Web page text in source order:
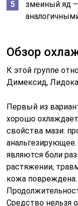
змеиный яд
Обзор
К этой группе
Димексид,
Первый из
хорошо
свойства мази:
являются боли
растяжении,
кожа повреждена.
Средство нельзя